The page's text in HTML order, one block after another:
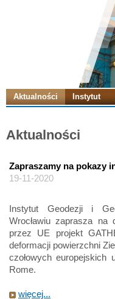
Aktualności Instytut
Aktualności
Zapraszamy na pokazy
19-11-2020
Instytut Geodezji i
Wrocławiu zaprasza na
przez UE projekt
deformacji powierzchni
czołowych
Rome.
więcej...